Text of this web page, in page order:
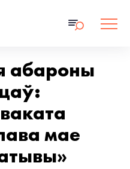
абароны
мае